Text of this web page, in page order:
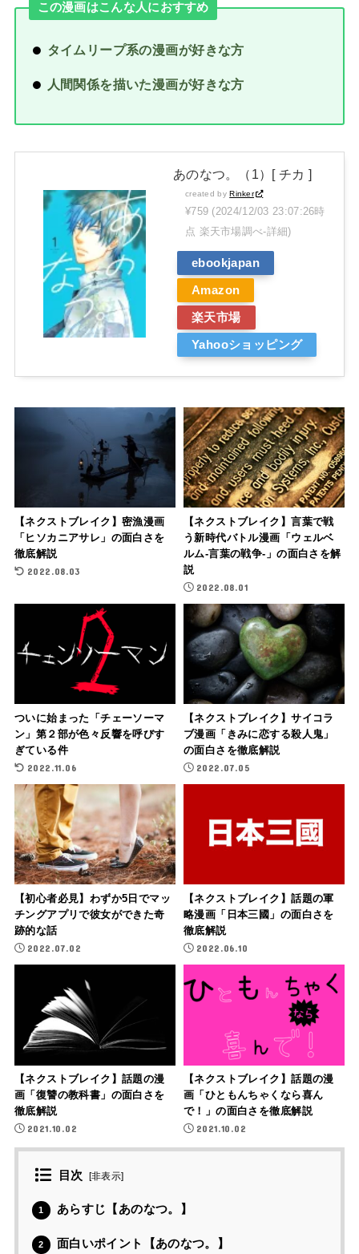
この漫画はこんな人におすすめ
タイムリープ系の漫画が好きな方
人間関係を描いた漫画が好きな方
あのなつ。（1）[ チカ ]
created byRinker
¥759 (2024/12/03 23:07:26時
点 楽天市場調べ-詳細)
ebookjapan
Amazon
楽天市場
Yahooショッピング
【ネクストブレイク】密漁漫画
「ヒソカニアサレ」の面白さを
徹底解説
2022.08.03
【ネクストブレイク】言葉で戦
う新時代バトル漫画「ウェルベ
ルム-言葉の戦争-」の面白さを解
説
2022.08.01
ついに始まった「チェーソーマ
ン」第２部が色々反響を呼びす
ぎている件
2022.11.06
【ネクストブレイク】サイコラ
ブ漫画「きみに恋する殺人鬼」
の面白さを徹底解説
2022.07.05
【初心者必見】わずか5日でマッ
チングアプリで彼女ができた奇
跡的な話
2022.07.02
【ネクストブレイク】話題の軍
略漫画「日本三國」の面白さを
徹底解説
2022.06.10
【ネクストブレイク】話題の漫
画「復讐の教科書」の面白さを
徹底解説
2021.10.02
【ネクストブレイク】話題の漫
画「ひともんちゃくなら喜ん
で！」の面白さを徹底解説
2021.10.02
目次 [非表示]
1 あらすじ【あのなつ。】
2 面白いポイント【あのなつ。】